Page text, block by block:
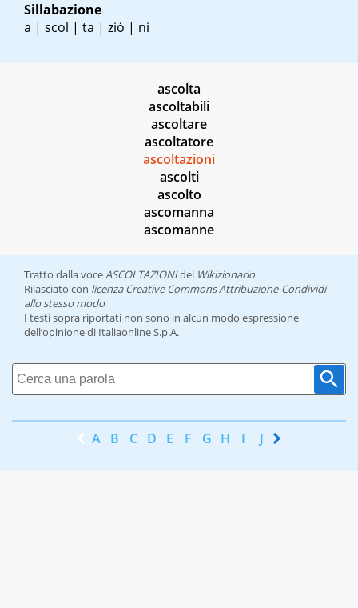
Sillabazione
a | scol | ta | zió | ni
ascolta
ascoltabili
ascoltare
ascoltatore
ascoltazioni
ascolti
ascolto
ascomanna
ascomanne
Tratto dalla voceASCOLTAZIONIdel Wikizionario
Rilasciato con licenza Creative Commons Attribuzione-Condividi
allo stesso modo
I testi sopra riportati non sono in alcun modo espressione
dell’opinione di Italiaonline S.p.A.
A B C D E F G H I J K